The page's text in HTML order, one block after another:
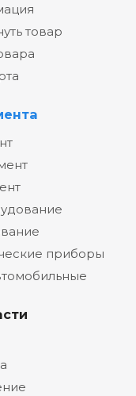
товар
приборы